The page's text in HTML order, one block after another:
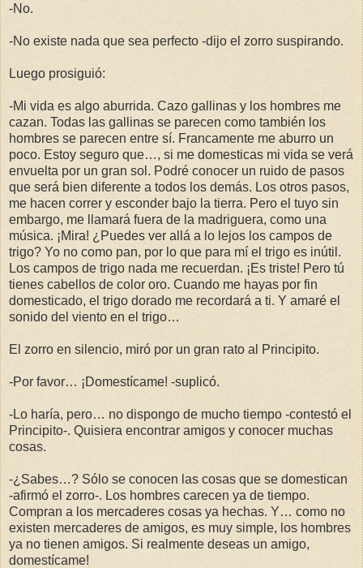
-No.
-No existe nada que sea perfecto -dijo el zorro suspirando.
Luego prosiguió:
-Mi vida es algo aburrida. Cazo gallinas y los hombres me
cazan. Todas las gallinas se parecen como también los
hombres se parecen entre sí. Francamente me aburro un
poco. Estoy seguro que…, si me domesticas mi vida se verá
envuelta por un gran sol. Podré conocer un ruido de pasos
que será bien diferente a todos los demás. Los otros pasos,
me hacen correr y esconder bajo la tierra. Pero el tuyo sin
embargo, me llamará fuera de la madriguera, como una
música. ¡Mira! ¿Puedes ver allá a lo lejos los campos de
trigo? Yo no como pan, por lo que para mí el trigo es inútil.
Los campos de trigo nada me recuerdan. ¡Es triste! Pero tú
tienes cabellos de color oro. Cuando me hayas por fin
domesticado, el trigo dorado me recordará a ti. Y amaré el
sonido del viento en el trigo…
El zorro en silencio, miró por un gran rato al Principito.
-Por favor… ¡Domestícame! -suplicó.
-Lo haría, pero… no dispongo de mucho tiempo -contestó el
Principito-. Quisiera encontrar amigos y conocer muchas
cosas.
-¿Sabes…? Sólo se conocen las cosas que se domestican
-afirmó el zorro-. Los hombres carecen ya de tiempo.
Compran a los mercaderes cosas ya hechas. Y… como no
existen mercaderes de amigos, es muy simple, los hombres
ya no tienen amigos. Si realmente deseas un amigo,
domestícame!